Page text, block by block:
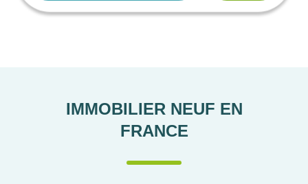
IMMOBILIER NEUF EN
FRANCE